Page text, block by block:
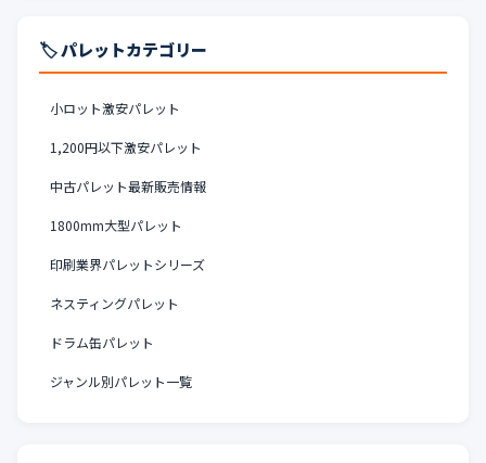
🏷️ パレットカテゴリー
小ロット激安パレット
1,200円以下激安パレット
中古パレット最新販売情報
1800mm大型パレット
印刷業界パレットシリーズ
ネスティングパレット
ドラム缶パレット
ジャンル別パレット一覧